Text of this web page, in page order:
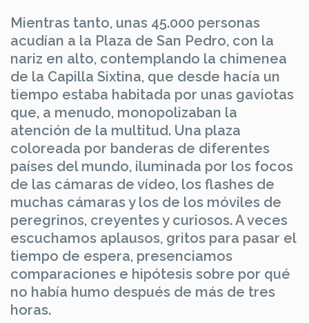
Mientras tanto, unas 45.000 personas
acudían a la Plaza de San Pedro, con la
nariz en alto, contemplando la chimenea
de la Capilla Sixtina, que desde hacía un
tiempo estaba habitada por unas gaviotas
que, a menudo, monopolizaban la
atención de la multitud. Una plaza
coloreada por banderas de diferentes
países del mundo, iluminada por los focos
de las cámaras de vídeo, los flashes de
muchas cámaras y los de los móviles de
peregrinos, creyentes y curiosos. A veces
escuchamos aplausos, gritos para pasar el
tiempo de espera, presenciamos
comparaciones e hipótesis sobre por qué
no había humo después de más de tres
horas.